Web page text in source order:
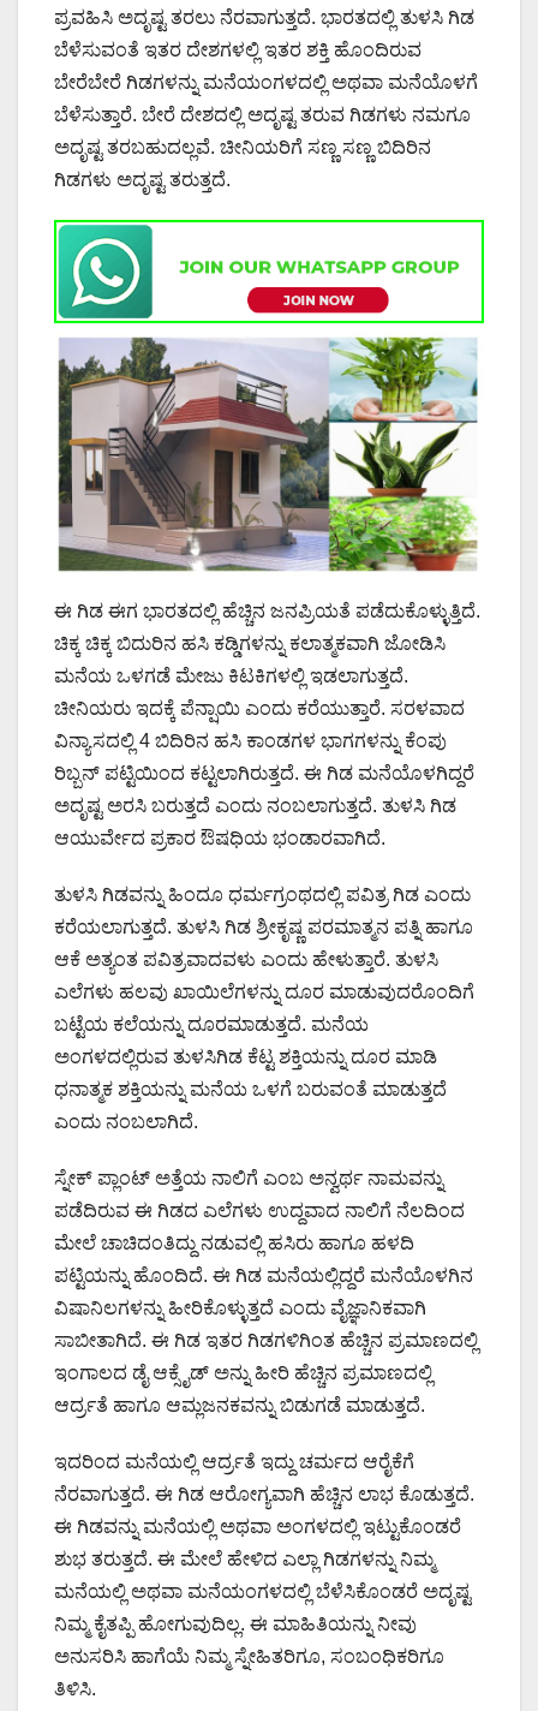
ಪ್ರವಹಿಸಿ ಅದೃಷ್ಟ ತರಲು ನೆರವಾಗುತ್ತದೆ. ಭಾರತದಲ್ಲಿ ತುಳಸಿ ಗಿಡ
ಬೆಳೆಸುವಂತೆ ಇತರ ದೇಶಗಳಲ್ಲಿ ಇತರ ಶಕ್ತಿ ಹೊಂದಿರುವ
ಬೇರೆಬೇರೆ ಗಿಡಗಳನ್ನು ಮನೆಯಂಗಳದಲ್ಲಿ ಅಥವಾ ಮನೆಯೊಳಗೆ
ಬೆಳೆಸುತ್ತಾರೆ. ಬೇರೆ ದೇಶದಲ್ಲಿ ಅದೃಷ್ಟ ತರುವ ಗಿಡಗಳು ನಮಗೂ
ಅದೃಷ್ಟ ತರಬಹುದಲ್ಲವೆ. ಚೀನಿಯರಿಗೆ ಸಣ್ಣ ಸಣ್ಣ ಬಿದಿರಿನ
ಗಿಡಗಳು ಅದೃಷ್ಟ ತರುತ್ತದೆ.
ಈ ಗಿಡ ಈಗ ಭಾರತದಲ್ಲಿ ಹೆಚ್ಚಿನ ಜನಪ್ರಿಯತೆ ಪಡೆದುಕೊಳ್ಳುತ್ತಿದೆ.
ಚಿಕ್ಕ ಚಿಕ್ಕ ಬಿದುರಿನ ಹಸಿ ಕಡ್ಡಿಗಳನ್ನು ಕಲಾತ್ಮಕವಾಗಿ ಜೋಡಿಸಿ
ಮನೆಯ ಒಳಗಡೆ ಮೇಜು ಕಿಟಕಿಗಳಲ್ಲಿ ಇಡಲಾಗುತ್ತದೆ.
ಚೀನಿಯರು ಇದಕ್ಕೆ ಪೆನ್ಷಾಯಿ ಎಂದು ಕರೆಯುತ್ತಾರೆ. ಸರಳವಾದ
ವಿನ್ಯಾಸದಲ್ಲಿ 4 ಬಿದಿರಿನ ಹಸಿ ಕಾಂಡಗಳ ಭಾಗಗಳನ್ನು ಕೆಂಪು
ರಿಬ್ಬನ್ ಪಟ್ಟಿಯಿಂದ ಕಟ್ಟಲಾಗಿರುತ್ತದೆ. ಈ ಗಿಡ ಮನೆಯೊಳಗಿದ್ದರೆ
ಅದೃಷ್ಟ ಅರಸಿ ಬರುತ್ತದೆ ಎಂದು ನಂಬಲಾಗುತ್ತದೆ. ತುಳಸಿ ಗಿಡ
ಆಯುರ್ವೇದ ಪ್ರಕಾರ ಔಷಧಿಯ ಭಂಡಾರವಾಗಿದೆ.
ತುಳಸಿ ಗಿಡವನ್ನು ಹಿಂದೂ ಧರ್ಮಗ್ರಂಥದಲ್ಲಿ ಪವಿತ್ರ ಗಿಡ ಎಂದು
ಕರೆಯಲಾಗುತ್ತದೆ. ತುಳಸಿ ಗಿಡ ಶ್ರೀಕೃಷ್ಣ ಪರಮಾತ್ಮನ ಪತ್ನಿ ಹಾಗೂ
ಆಕೆ ಅತ್ಯಂತ ಪವಿತ್ರವಾದವಳು ಎಂದು ಹೇಳುತ್ತಾರೆ. ತುಳಸಿ
ಎಲೆಗಳು ಹಲವು ಖಾಯಿಲೆಗಳನ್ನು ದೂರ ಮಾಡುವುದರೊಂದಿಗೆ
ಬಟ್ಟೆಯ ಕಲೆಯನ್ನು ದೂರಮಾಡುತ್ತದೆ. ಮನೆಯ
ಅಂಗಳದಲ್ಲಿರುವ ತುಳಸಿಗಿಡ ಕೆಟ್ಟ ಶಕ್ತಿಯನ್ನು ದೂರ ಮಾಡಿ
ಧನಾತ್ಮಕ ಶಕ್ತಿಯನ್ನು ಮನೆಯ ಒಳಗೆ ಬರುವಂತೆ ಮಾಡುತ್ತದೆ
ಎಂದು ನಂಬಲಾಗಿದೆ.
ಸ್ನೇಕ್ ಪ್ಲಾಂಟ್ ಅತ್ತೆಯ ನಾಲಿಗೆ ಎಂಬ ಅನ್ವರ್ಥ ನಾಮವನ್ನು
ಪಡೆದಿರುವ ಈ ಗಿಡದ ಎಲೆಗಳು ಉದ್ದವಾದ ನಾಲಿಗೆ ನೆಲದಿಂದ
ಮೇಲೆ ಚಾಚಿದಂತಿದ್ದು ನಡುವಲ್ಲಿ ಹಸಿರು ಹಾಗೂ ಹಳದಿ
ಪಟ್ಟಿಯನ್ನು ಹೊಂದಿದೆ. ಈ ಗಿಡ ಮನೆಯಲ್ಲಿದ್ದರೆ ಮನೆಯೊಳಗಿನ
ವಿಷಾನಿಲಗಳನ್ನು ಹೀರಿಕೊಳ್ಳುತ್ತದೆ ಎಂದು ವೈಜ್ಞಾನಿಕವಾಗಿ
ಸಾಬೀತಾಗಿದೆ. ಈ ಗಿಡ ಇತರ ಗಿಡಗಳಿಗಿಂತ ಹೆಚ್ಚಿನ ಪ್ರಮಾಣದಲ್ಲಿ
ಇಂಗಾಲದ ಡೈ ಆಕ್ಸೈಡ್ ಅನ್ನು ಹೀರಿ ಹೆಚ್ಚಿನ ಪ್ರಮಾಣದಲ್ಲಿ
ಆರ್ದ್ರತೆ ಹಾಗೂ ಆಮ್ಲಜನಕವನ್ನು ಬಿಡುಗಡೆ ಮಾಡುತ್ತದೆ.
ಇದರಿಂದ ಮನೆಯಲ್ಲಿ ಆರ್ದ್ರತೆ ಇದ್ದು ಚರ್ಮದ ಆರೈಕೆಗೆ
ನೆರವಾಗುತ್ತದೆ. ಈ ಗಿಡ ಆರೋಗ್ಯವಾಗಿ ಹೆಚ್ಚಿನ ಲಾಭ ಕೊಡುತ್ತದೆ.
ಈ ಗಿಡವನ್ನು ಮನೆಯಲ್ಲಿ ಅಥವಾ ಅಂಗಳದಲ್ಲಿ ಇಟ್ಟುಕೊಂಡರೆ
ಶುಭ ತರುತ್ತದೆ. ಈ ಮೇಲೆ ಹೇಳಿದ ಎಲ್ಲಾ ಗಿಡಗಳನ್ನು ನಿಮ್ಮ
ಮನೆಯಲ್ಲಿ ಅಥವಾ ಮನೆಯಂಗಳದಲ್ಲಿ ಬೆಳೆಸಿಕೊಂಡರೆ ಅದೃಷ್ಟ
ನಿಮ್ಮ ಕೈತಪ್ಪಿ ಹೋಗುವುದಿಲ್ಲ. ಈ ಮಾಹಿತಿಯನ್ನು ನೀವು
ಅನುಸರಿಸಿ ಹಾಗೆಯೆ ನಿಮ್ಮ ಸ್ನೇಹಿತರಿಗೂ, ಸಂಬಂಧಿಕರಿಗೂ
ತಿಳಿಸಿ.